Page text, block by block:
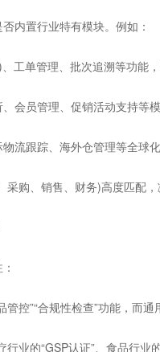
内置行业特有模块。例如：
单管理、批次追溯等功能
会员管理、促销活动支持等
跟踪、海外仓管理等全球化
、销售、财务)高度匹配，
控”“合规性检查”功能，而通
的“GSP认证”、食品行业